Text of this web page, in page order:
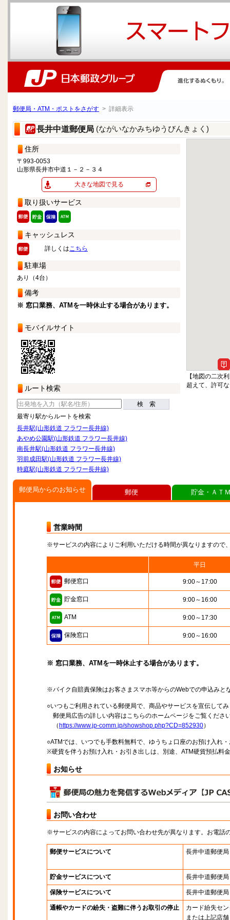
郵便局・ATM・ポストをさがす > 詳細表示
長井中道郵便局 (ながいなかみちゆうびんきょく)
住所
〒993-0053
山形県長井市中道１－２－３４
大きな地図で見る
取り扱いサービス
キャッシュレス
詳しくはこちら
駐車場
あり（4台）
備考
※ 窓口業務、ATMを一時休止する場合があります。
モバイルサイト
ルート検索
検 索
最寄り駅からルートを検索
長井駅(山形鉄道 フラワー長井線)
あやめ公園駅(山形鉄道 フラワー長井線)
南長井駅(山形鉄道 フラワー長井線)
羽前成田駅(山形鉄道 フラワー長井線)
時庭駅(山形鉄道 フラワー長井線)
【地図の二次
超えて、許可
郵便局からのお知らせ
営業時間
※サービスの内容によりご利用いただける時間が異なりますので
平日
郵便窓口 9:00～17:00
貯金窓口 9:00～16:00
ATM 9:00～17:30
保険窓口 9:00～16:00
※ 窓口業務、ATMを一時休止する場合があります。
※バイク自賠責保険はお客さまスマホ等からのWebでの申込みと
○いつもご利用されている郵便局で、商品やサービスを宣伝して
郵便局広告の詳しい内容はこちらのホームページをご覧くださ
（ https://www.jp-comm.jp/showshop.php?CD=852930）
○ATMでは、いつでも手数料無料で、ゆうちょ口座のお預け入れ
※硬貨を伴うお預け入れ・お引き出しは、別途、ATM硬貨預払料
お知らせ
お問い合わせ
※サービスの内容によってお問い合わせ先が異なります。お電話
郵便サービスについて 長井中道郵便局
貯金サービスについて 長井中道郵便局
保険サービスについて 長井中道郵便局
通帳やカードの紛失・盗難に伴うお取引の停止
カード紛失セ
または上記店舗
郵便 貯金・ＡＴ